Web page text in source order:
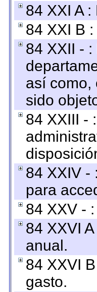
84 XXI A
84 XXI B
84 XXII -
así como,
sido
84 XXIII -
84 XXIV -
para
84 XXV -
84 XXVI
anual.
84 XXVI
gasto.